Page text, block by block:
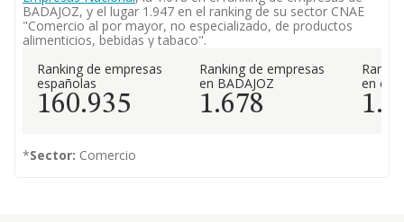
BADAJOZ, y el lugar 1.947 en el ranking de su sector CNAE
"Comercio al por mayor, no especializado, de productos
alimenticios, bebidas y tabaco".
Ranking de empresas
españolas
160.935
Ranking de empresas
en BADAJOZ
1.678
en el
*Sector: Comercio